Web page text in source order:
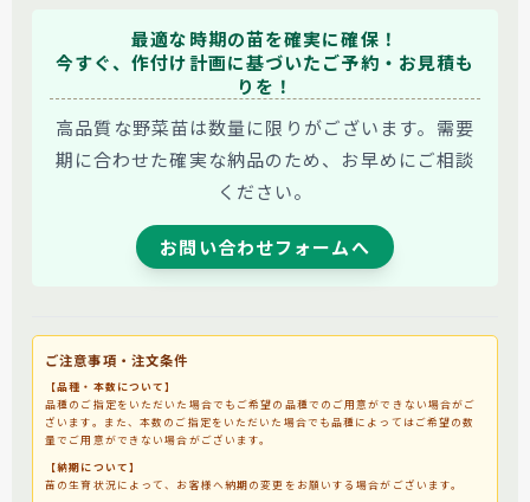
最適な時期の苗を確実に確保！
今すぐ、作付け計画に基づいたご予約・お見積も
りを！
高品質な野菜苗は数量に限りがございます。需要
期に合わせた確実な納品のため、お早めにご相談
ください。
お問い合わせフォームへ
ご注意事項・注文条件
【品種・本数について】
品種のご指定をいただいた場合でもご希望の品種でのご用意ができない場合がご
ざいます。また、本数のご指定をいただいた場合でも品種によってはご希望の数
量でご用意ができない場合がございます。
【納期について】
苗の生育状況によって、お客様へ納期の変更をお願いする場合がございます。